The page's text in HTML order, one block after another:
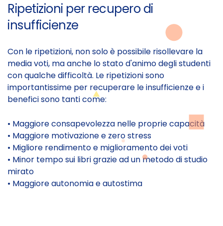
Ripetizioni per recupero di
insufficienze
Con le ripetizioni, non solo è possibile risollevare la
media voti, ma anche lo stato d'animo degli studenti
con qualche difficoltà. Le ripetizioni sono
importantissime per recuperare le insufficienze e i
benefici sono tanti come:
• Maggiore consapevolezza nelle proprie capacità
• Maggiore motivazione e zero stress
• Migliore rendimento e miglioramento dei voti
• Minor tempo sui libri grazie ad un metodo di studio
mirato
• Maggiore autonomia e autostima